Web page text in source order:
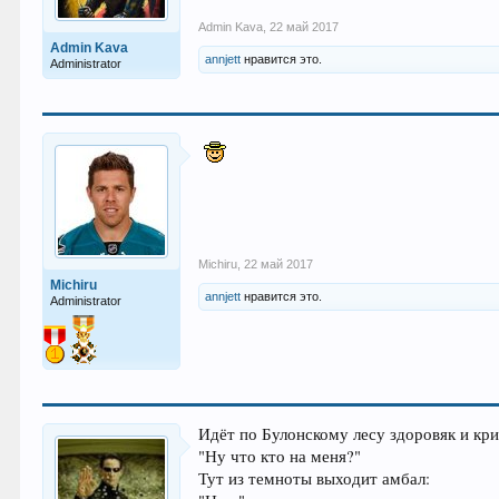
Admin Kava
Administrator
Admin Kava 22 май 2017
annjett нравится это.
Michiru
Administrator
Michiru 22 май 2017
annjett нравится это.
Идёт по Булонскому лесу здоровяк и
"Ну что кто на меня?"
Тут из темноты выходит амбал: